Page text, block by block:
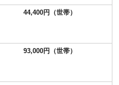
44,400円（世帯）
93,000円（世帯）